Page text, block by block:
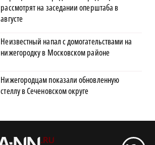
рассмотрят на заседании оперштаба в
августе
Неизвестный напал с домогательствами на
нижегородку в Московском районе
Нижегородцам показали обновленную
стеллу в Сеченовском округе